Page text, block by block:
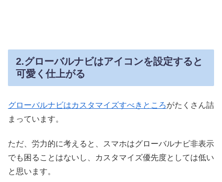
2.グローバルナビはアイコンを設定すると
可愛く仕上がる
グローバルナビはカスタマイズすべきところがたくさん詰
まっています。
ただ、労力的に考えると、スマホはグローバルナビ非表示
でも困ることはないし、カスタマイズ優先度としては低い
と思います。